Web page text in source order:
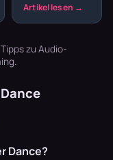
nicht nach
schnellen
zu Audio-
Dance?